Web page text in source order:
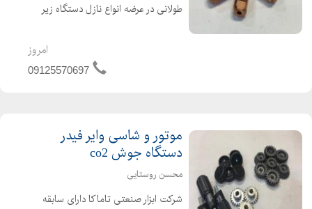
طولانی در عرضه انواع نازل دستگاه زیر
مس شش پر با کیفیت و قیمت مناسبامروز
09125570697
موتور و شاسی وایر فیدر
دستگاه جوش co2
محسن روستایی
شرکت ابزار صنعتی تاماکا دارای سابقه